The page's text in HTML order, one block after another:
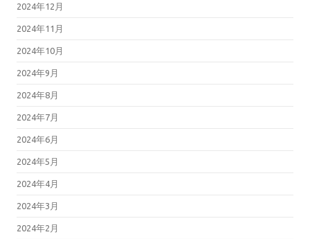
2024年12月
2024年11月
2024年10月
2024年9月
2024年8月
2024年7月
2024年6月
2024年5月
2024年4月
2024年3月
2024年2月